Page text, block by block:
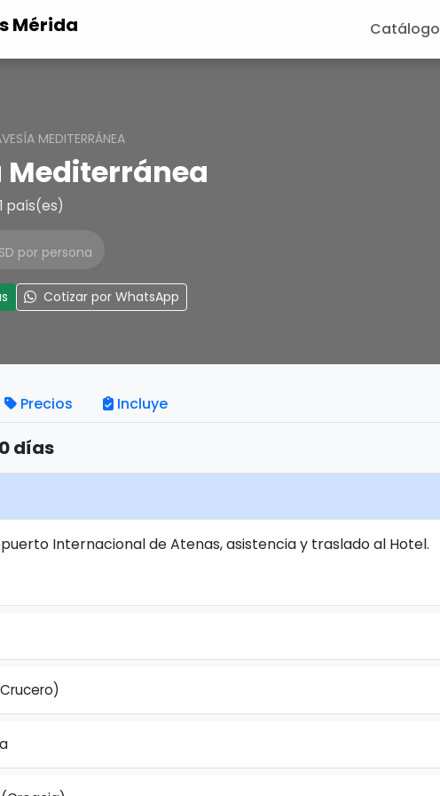
Catálogo
MEDITERRÁNEA
Mediterránea
país(es)
por persona
Cotizar por WhatsApp
Precios Incluye
días
Internacional de Atenas, asistencia y traslado al Hotel.